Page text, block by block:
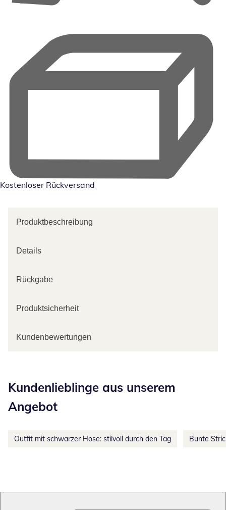
Kostenloser Rückversand
Produktbeschreibung
Details
Rückgabe
Produktsicherheit
Kundenbewertungen
Kundenlieblinge aus unserem
Angebot
Outfit mit schwarzer Hose: stilvoll durch den Tag Bunte